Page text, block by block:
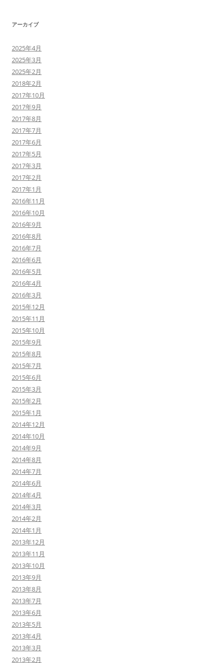
アーカイブ
2025年4月
2025年3月
2025年2月
2018年2月
2017年10月
2017年9月
2017年8月
2017年7月
2017年6月
2017年5月
2017年3月
2017年2月
2017年1月
2016年11月
2016年10月
2016年9月
2016年8月
2016年7月
2016年6月
2016年5月
2016年4月
2016年3月
2015年12月
2015年11月
2015年10月
2015年9月
2015年8月
2015年7月
2015年6月
2015年3月
2015年2月
2015年1月
2014年12月
2014年10月
2014年9月
2014年8月
2014年7月
2014年6月
2014年4月
2014年3月
2014年2月
2014年1月
2013年12月
2013年11月
2013年10月
2013年9月
2013年8月
2013年7月
2013年6月
2013年5月
2013年4月
2013年3月
2013年2月